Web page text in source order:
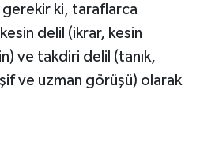
ki, taraflarca
delil (ikrar, kesin
ve takdiri delil (tanık,
ve uzman görüşü) olarak